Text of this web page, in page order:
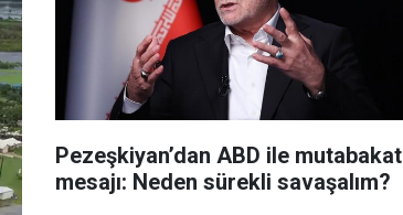
Pezeşkiyan’dan ABD ile mutabakat
mesajı: Neden sürekli savaşalım?